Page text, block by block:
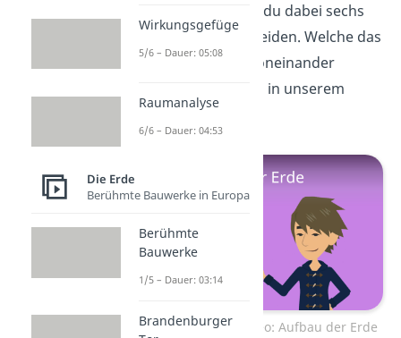
Erdmittelpunkt kannst du dabei sechs
Erdschichten unterscheiden. Welche das
sind und wie sie sich voneinander
abgrenzen, erfährst du in unserem
Video
Hier geht es zu dem Video: Aufbau der Erde
Wirkungsgefüge
5/6 – Dauer: 05:08
Raumanalyse
6/6 – Dauer: 04:53
Die Erde
Berühmte Bauwerke in Europa
Berühmte
Bauwerke
1/5 – Dauer: 03:14
Brandenburger